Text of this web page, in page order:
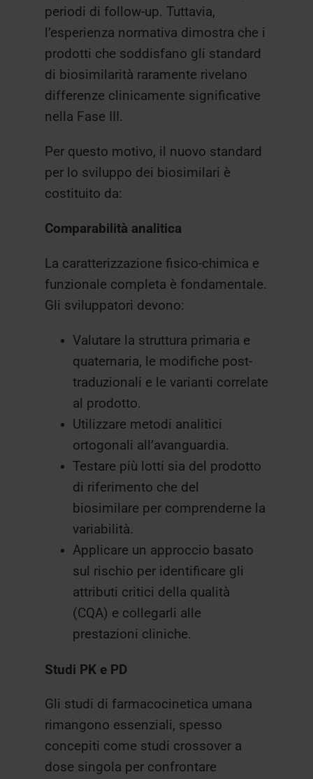
periodi di follow-up. Tuttavia,
l’esperienza normativa dimostra che i
prodotti che soddisfano gli standard
di biosimilarità raramente rivelano
differenze clinicamente significative
nella Fase III.
Per questo motivo, il nuovo standard
per lo sviluppo dei biosimilari è
costituito da:
Comparabilità analitica
La caratterizzazione fisico-chimica e
funzionale completa è fondamentale.
Gli sviluppatori devono:
Valutare la struttura primaria e
quaternaria, le modifiche post-
traduzionali e le varianti correlate
al prodotto.
Utilizzare metodi analitici
ortogonali all’avanguardia.
Testare più lotti sia del prodotto
di riferimento che del
biosimilare per comprenderne la
variabilità.
Applicare un approccio basato
sul rischio per identificare gli
attributi critici della qualità
(CQA) e collegarli alle
prestazioni cliniche.
Studi PK e PD
Gli studi di farmacocinetica umana
rimangono essenziali, spesso
concepiti come studi crossover a
dose singola per confrontare